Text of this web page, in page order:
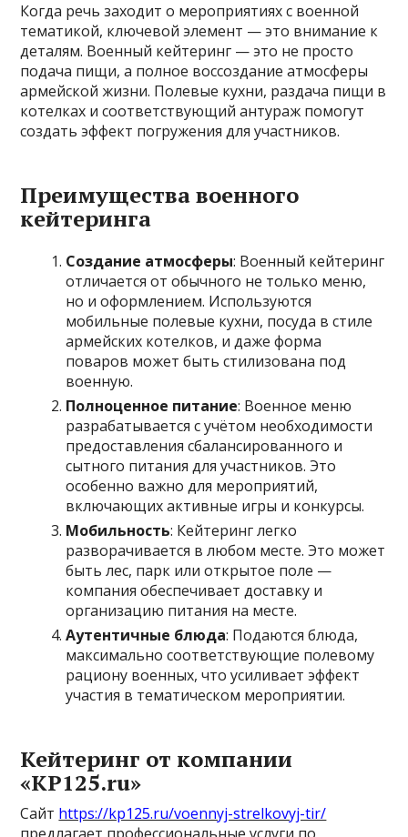
Когда речь заходит о мероприятиях с военной
тематикой, ключевой элемент — это внимание к
деталям. Военный кейтеринг — это не просто
подача пищи, а полное воссоздание атмосферы
армейской жизни. Полевые кухни, раздача пищи в
котелках и соответствующий антураж помогут
создать эффект погружения для участников.
Преимущества военного
кейтеринга
Создание атмосферы: Военный кейтеринг
отличается от обычного не только меню,
но и оформлением. Используются
мобильные полевые кухни, посуда в стиле
армейских котелков, и даже форма
поваров может быть стилизована под
военную.
Полноценное питание: Военное меню
разрабатывается с учётом необходимости
предоставления сбалансированного и
сытного питания для участников. Это
особенно важно для мероприятий,
включающих активные игры и конкурсы.
Мобильность: Кейтеринг легко
разворачивается в любом месте. Это может
быть лес, парк или открытое поле —
компания обеспечивает доставку и
организацию питания на месте.
Аутентичные блюда: Подаются блюда,
максимально соответствующие полевому
рациону военных, что усиливает эффект
участия в тематическом мероприятии.
Кейтеринг от компании
«KP125.ru»
Сайт https://kp125.ru/voennyj-strelkovyj-tir/